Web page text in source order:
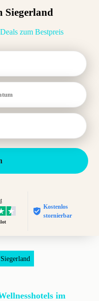
Siegerland
zum Bestpreis
Kostenlos
stornierbar
im